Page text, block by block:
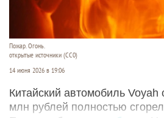
Пожар. Огонь.
открытые источники (CC0)
14 июня 2026 в 19:06
Китайский автомобиль Voyah
млн рублей полностью